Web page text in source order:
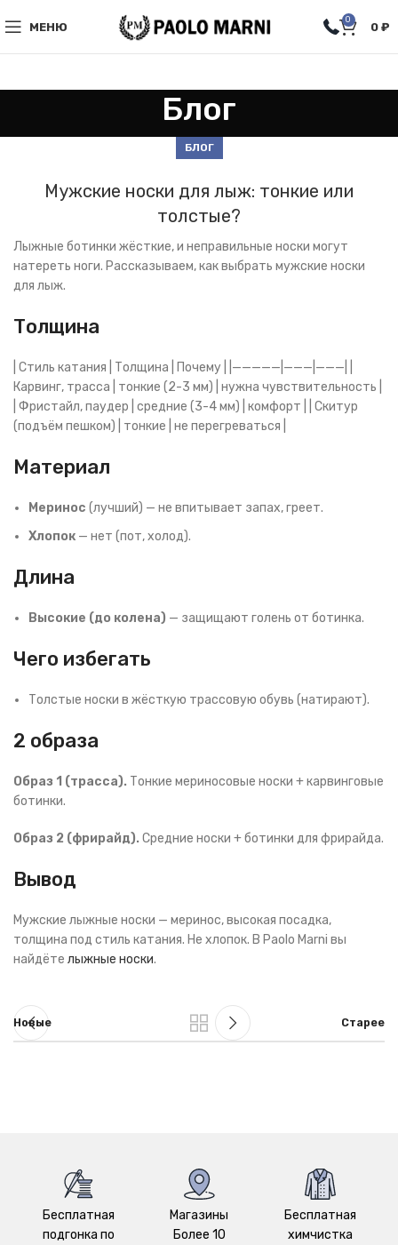
МЕНЮ
0
0 ₽
Блог
БЛОГ
Мужские носки для лыж: тонкие или
толстые?
Лыжные ботинки жёсткие, и неправильные носки могут
натереть ноги. Рассказываем, как выбрать мужские носки
для лыж.
Толщина
| Стиль катания | Толщина | Почему | |—————|———|———| |
Карвинг, трасса | тонкие (2-3 мм) | нужна чувствительность |
| Фристайл, паудер | средние (3-4 мм) | комфорт | | Скитур
(подъём пешком) | тонкие | не перегреваться |
Материал
Меринос (лучший) — не впитывает запах, греет.
Хлопок — нет (пот, холод).
Длина
Высокие (до колена) — защищают голень от ботинка.
Чего избегать
Толстые носки в жёсткую трассовую обувь (натирают).
2 образа
Образ 1 (трасса). Тонкие мериносовые носки + карвинговые
ботинки.
Образ 2 (фрирайд). Средние носки + ботинки для фрирайда.
Вывод
Мужские лыжные носки — меринос, высокая посадка,
толщина под стиль катания. Не хлопок. В Paolo Marni вы
найдёте лыжные носки.
Новые Старее
Бесплатная
подгонка по
Магазины
Более 10
Бесплатная
химчистка